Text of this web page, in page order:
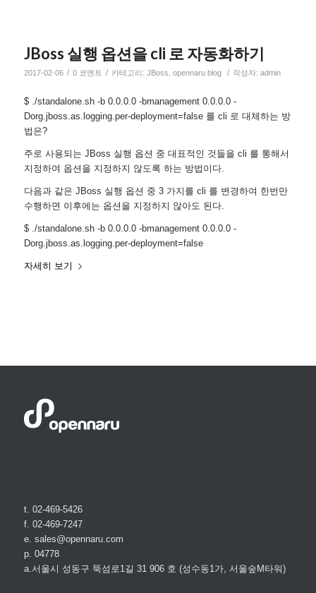
JBoss 실행 옵션을 cli 로 자동화하기
2017-02-06 / 0 코멘트 / 카테고리: JBoss opennaru blog / 작성자: admin
$ ./standalone.sh -b 0.0.0.0 -bmanagement 0.0.0.0 -
Dorg.jboss.as.logging.per-deployment=false 를 cli 로 대체하는 방
법은?
주로 사용되는 JBoss 실행 옵션 중 대표적인 것들을 cli 를 통해서
지정하여 옵션을 지정하지 않도록 하는 방법이다.
다음과 같은 JBoss 실행 옵션 중 3 가지를 cli 를 변경하여 한번만
수행하면 이후에는 옵션을 지정하지 않아도 된다.
$ ./standalone.sh -b 0.0.0.0 -bmanagement 0.0.0.0 -
Dorg.jboss.as.logging.per-deployment=false
자세히 보기
t. 02-469-5426
f. 02-469-7247
e. sales@opennaru.com
p. 04778
a.서울시 성동구 뚝섬로1길 31 906 호 (성수동1가, 서울숲M타워)